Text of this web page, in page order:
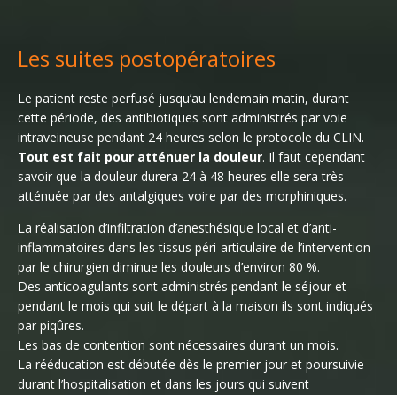
Les suites postopératoires
Le patient reste perfusé jusqu’au lendemain matin, durant
cette période, des antibiotiques sont administrés par voie
intraveineuse pendant 24 heures selon le protocole du CLIN.
Tout est fait pour atténuer la douleur. Il faut cependant
savoir que la douleur durera 24 à 48 heures elle sera très
atténuée par des antalgiques voire par des morphiniques.
La réalisation d’infiltration d’anesthésique local et d’anti-
inflammatoires dans les tissus péri-articulaire de l’intervention
par le chirurgien diminue les douleurs d’environ 80 %.
Des anticoagulants sont administrés pendant le séjour et
pendant le mois qui suit le départ à la maison ils sont indiqués
par piqûres.
Les bas de contention sont nécessaires durant un mois.
La rééducation est débutée dès le premier jour et poursuivie
durant l’hospitalisation et dans les jours qui suivent